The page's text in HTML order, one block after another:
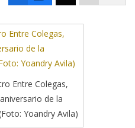
Entre Colegas,
de la
Yoandry Avila)